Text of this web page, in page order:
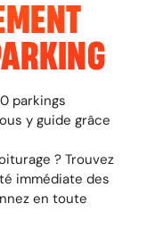
parkings
y guide grâce
? Trouvez
immédiate des
en toute